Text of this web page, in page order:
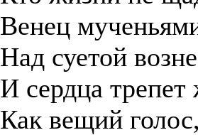
Венец
Над суетой
И сердца
Как вещий